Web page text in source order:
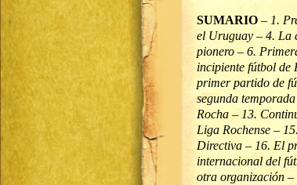
SUMARIO– 1.
el Uruguay – 4. La
pionero – 6.
incipiente fútbol
primer partido de
segunda
Rocha – 13.
Liga Rochense –
Directiva – 16. El
internacional del
otra organización